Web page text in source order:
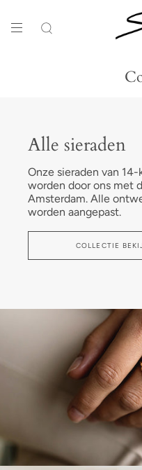
de
Zoeken
Alle sieraden
Onze sieraden van
worden door ons met
Amsterdam. Alle
worden aangepast.
COLLECTIE